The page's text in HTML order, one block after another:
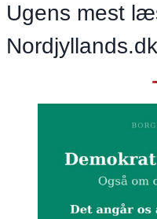
Ugens mest
Nordjyllands.dk